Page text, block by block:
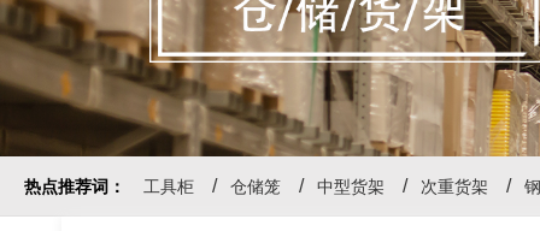
热点推荐词： 工具柜 仓储笼 中型货架 次重货架